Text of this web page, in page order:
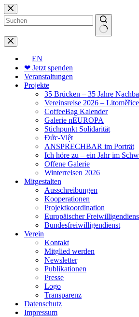
Zum
Inhalt
springen
Keine
Ergebnisse
EN
❤ Jetzt spenden
Veranstaltungen
Projekte
35 Brücken – 35 Jahre
Vereinsreise 2026 – Litoměřice
CoffeeBag Kalender
Galerie nEUROPA
Stichpunkt Solidarität
Đức-Việt
ANSPRECHBAR im Porträt
Ich höre zu – ein Jahr im
Offene Galerie
Winterreisen 2026
Mitgestalten
Ausschreibungen
Kooperationen
Projektkoordination
Europäischer
Bundesfreiwilligendienst
Verein
Kontakt
Mitglied werden
Newsletter
Publikationen
Presse
Logo
Transparenz
Datenschutz
Impressum